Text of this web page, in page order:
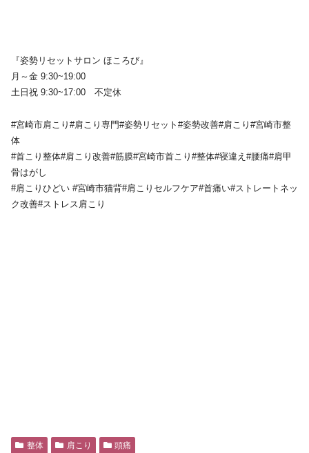
『姿勢リセットサロン ほころび』
月～金 9:30~19:00
土日祝 9:30~17:00 不定休
#宮崎市肩こり#肩こり専門#姿勢リセット#姿勢改善#肩こり#宮崎市整
体
#首こり整体#肩こり改善#筋膜#宮崎市首こり#整体#寝違え#腰痛#肩甲
骨はがし
#肩こりひどい #宮崎市猫背#肩こりセルフケア#首痛い#ストレートネッ
ク改善#ストレス肩こり
整体 肩こり 頭痛